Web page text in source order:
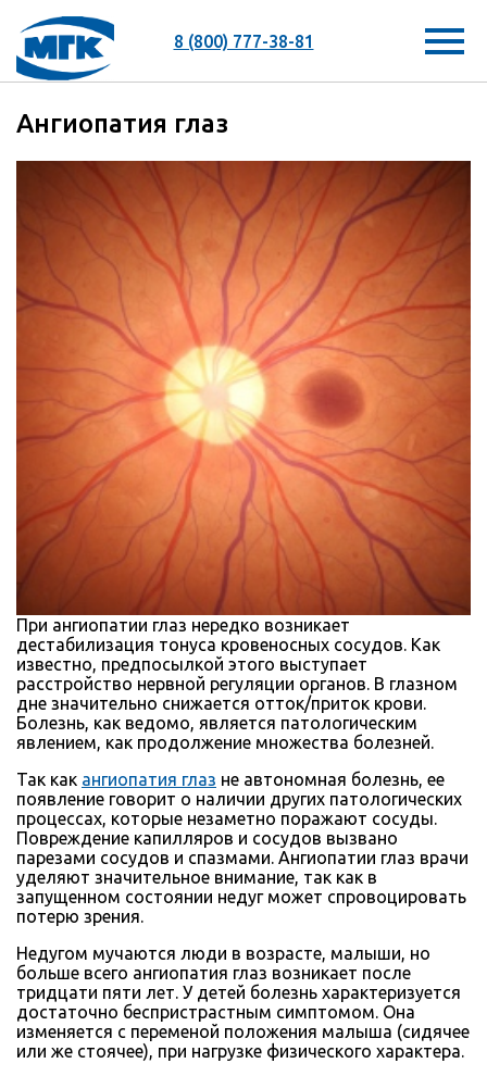
8 (800) 777-38-81
Ангиопатия глаз
При ангиопатии глаз нередко возникает
дестабилизация тонуса кровеносных сосудов. Как
известно, предпосылкой этого выступает
расстройство нервной регуляции органов. В глазном
дне значительно снижается отток/приток крови.
Болезнь, как ведомо, является патологическим
явлением, как продолжение множества болезней.
Так как ангиопатия глаз не автономная болезнь, ее
появление говорит о наличии других патологических
процессах, которые незаметно поражают сосуды.
Повреждение капилляров и сосудов вызвано
парезами сосудов и спазмами. Ангиопатии глаз врачи
уделяют значительное внимание, так как в
запущенном состоянии недуг может спровоцировать
потерю зрения.
Недугом мучаются люди в возрасте, малыши, но
больше всего ангиопатия глаз возникает после
тридцати пяти лет. У детей болезнь характеризуется
достаточно беспристрастным симптомом. Она
изменяется с переменой положения малыша (сидячее
или же стоячее), при нагрузке физического характера.